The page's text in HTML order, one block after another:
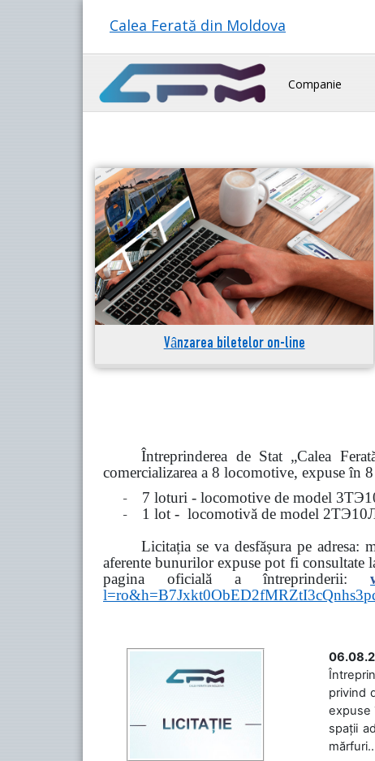
Calea Ferată din Moldova
Companie
Vânzarea biletelor on-line
Întreprinderea de Stat „Calea
comercializarea a 8 locomotive, expuse în
- 7 loturi - locomotive de model 3ТЭ
- 1 lot - locomotivă de model 2ТЭ10
Licitația se va desfășura pe adresa:
aferente bunurilor expuse pot fi consultate
pagina oficială a întreprinderii:
privind
expuse
spații